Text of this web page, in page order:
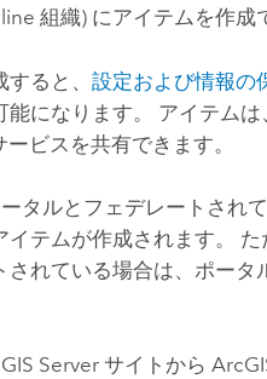
組織) にアイテムを作成
すると、設定および情報の
能になります。 アイテムは
ービスを共有できます。
タルとフェデレートされ
イテムが作成されます。 た
されている場合は、ポータ
Serverサイトから